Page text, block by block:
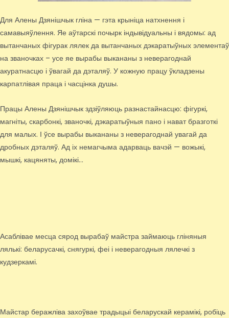
Для Алены Дзянішчык гліна — гэта крыніца натхнення і
самавыяўлення. Яе аўтарскі почырк індывідуальны і вядомы: ад
вытанчаных фігурак лялек да вытанчаных дэкаратыўных элементаў
на званочках – усе яе вырабы выкананы з неверагоднай
акуратнасцю і ўвагай да дэталяў. У кожную працу ўкладзены
карпатлівая праца і часцінка душы.
Працы Алены Дзянішчык здзіўляюць разнастайнасцю: фігуркі,
магніты, скарбонкі, званочкі, дэкаратыўныя пано і нават бразготкі
для малых. І ўсе вырабы выкананы з неверагоднай увагай да
дробных дэталяў. Ад іх немагчыма адарваць вачэй — вожыкі,
мышкі, кацяняты, домікі…
Асаблівае месца сярод вырабаў майстра займаюць гліняныя
лялькі: беларусачкі, снягуркі, феі і неверагодныя лялечкі з
кудзеркамі.
Майстар беражліва захоўвае традыцыі беларускай керамікі, робіць